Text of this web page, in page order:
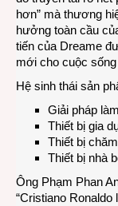
hơn” mà thương
hưởng toàn cầu
tiến của Dreame
mới cho cuộc
Hệ sinh thái sản
Giải pháp
Thiết bị gia
Thiết bị
Thiết bị nhà
Ông Phạm Phan
“Cristiano